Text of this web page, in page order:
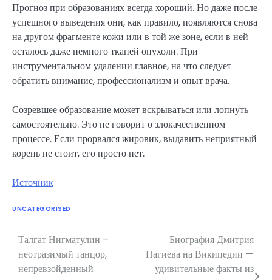
Прогноз при образованиях всегда хороший. Но даже после
успешного выведения они, как правило, появляются снова
на другом фрагменте кожи или в той же зоне, если в ней
осталось даже немного тканей опухоли. При
инструментальном удалении главное, на что следует
обратить внимание, профессионализм и опыт врача.
Созревшее образование может вскрываться или лопнуть
самостоятельно. Это не говорит о злокачественном
процессе. Если прорвался жировик, выдавить неприятный
корень не стоит, его просто нет.
Источник
UNCATEGORISED
Навигация
по
Талгат Нигматулин –
неотразимый танцор,
непревзойденный
Биография Дмитрия
Нагиева на Википедии —
удивительные факты из